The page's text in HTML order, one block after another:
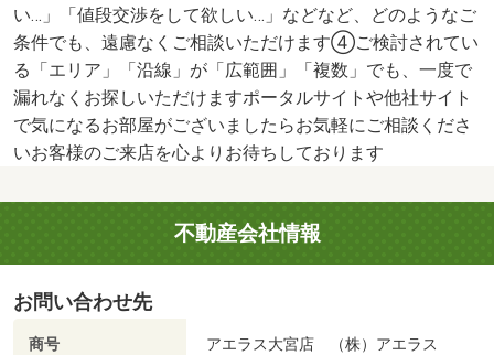
い…」「値段交渉をして欲しい…」などなど、どのようなご
条件でも、遠慮なくご相談いただけます④ご検討されてい
る「エリア」「沿線」が「広範囲」「複数」でも、一度で
漏れなくお探しいただけますポータルサイトや他社サイト
で気になるお部屋がございましたらお気軽にご相談くださ
いお客様のご来店を心よりお待ちしております
不動産会社情報
お問い合わせ先
商号 アエラス大宮店 （株）アエラス